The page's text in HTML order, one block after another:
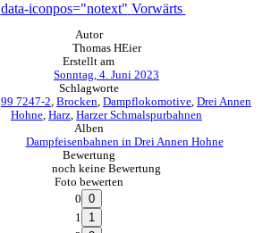
data-iconpos="notext" Vorwärts
Autor
Thomas HEier
Erstellt am
Sonntag, 4. Juni 2023
Schlagworte
99 7247-2 Brocken Dampflokomotive Drei Annen
Hohne Harz Harzer Schmalspurbahnen
Alben
Dampfeisenbahnen in Drei Annen Hohne
Bewertung
noch keine Bewertung
Foto bewerten
0
1